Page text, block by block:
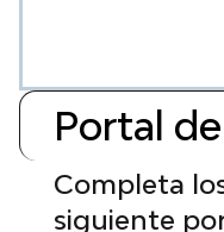
Portal
Completa
siguiente